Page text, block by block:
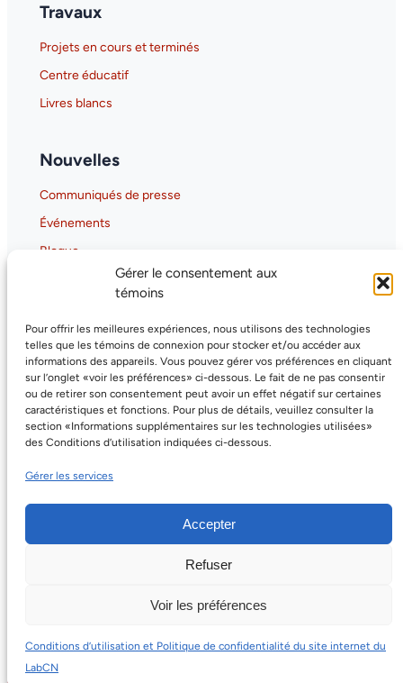
Gérer le consentement aux
témoins
Pour offrir les meilleures expériences, nous utilisons des technologies
telles que les témoins de connexion pour stocker et/ou accéder aux
informations des appareils. Vous pouvez gérer vos préférences en cliquant
sur l’onglet «voir les préférences» ci-dessous. Le fait de ne pas consentir
ou de retirer son consentement peut avoir un effet négatif sur certaines
caractéristiques et fonctions. Pour plus de détails, veuillez consulter la
section «Informations supplémentaires sur les technologies utilisées»
des Conditions d’utilisation indiquées ci-dessous.
Gérer les services
Accepter
Refuser
Voir les préférences
Conditions d’utilisation et Politique de confidentialité du site internet du
LabCN
Travaux
Projets en cours et terminés
Centre éducatif
Livres blancs
Nouvelles
Communiqués de presse
Événements
Blogue
Gaia-X Hub Canada
Why GAIA-X Matters for Canada
©2026, Digital Trust Canada. All rights